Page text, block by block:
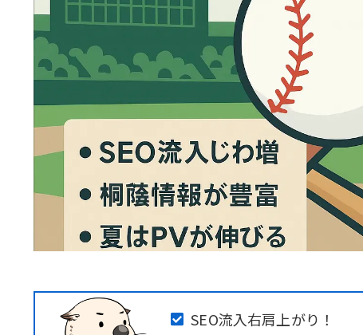
SEO流入右肩上がり！